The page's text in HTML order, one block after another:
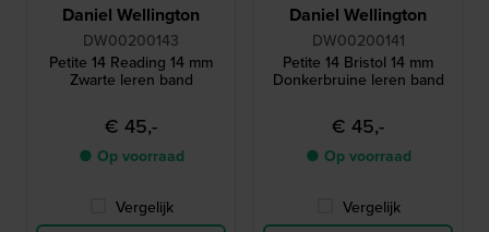
Daniel Wellington
DW00200143
Petite 14 Reading 14 mm
Zwarte leren band
€ 45,-
● Op voorraad
Vergelijk
Daniel Wellington
DW00200141
Petite 14 Bristol 14 mm
Donkerbruine leren band
€ 45,-
● Op voorraad
Vergelijk